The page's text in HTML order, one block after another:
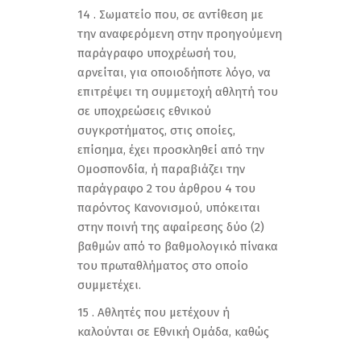
14 . Σωματείο που, σε αντίθεση με
την αναφερόμενη στην προηγούμενη
παράγραφο υποχρέωσή του,
αρνείται, για οποιοδήποτε λόγο, να
επιτρέψει τη συμμετοχή αθλητή του
σε υποχρεώσεις εθνικού
συγκροτήματος, στις οποίες,
επίσημα, έχει προσκληθεί από την
Ομοσπονδία, ή παραβιάζει την
παράγραφο 2 του άρθρου 4 του
παρόντος Κανονισμού, υπόκειται
στην ποινή της αφαίρεσης δύο (2)
βαθμών από το βαθμολογικό πίνακα
του πρωταθλήματος στο οποίο
συμμετέχει.
15 . Αθλητές που μετέχουν ή
καλούνται σε Εθνική Ομάδα, καθώς